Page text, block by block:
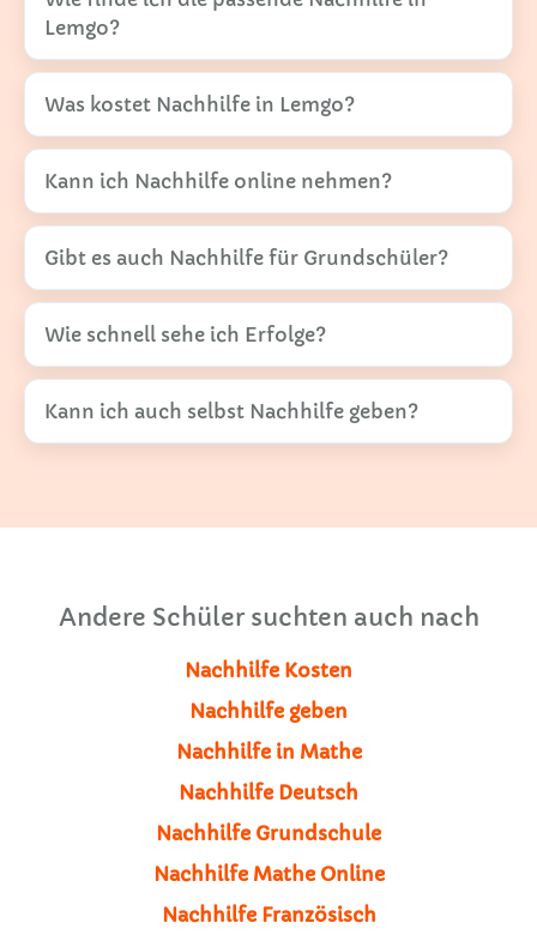
Lemgo?
Was kostet Nachhilfe in Lemgo?
Kann ich Nachhilfe online nehmen?
Gibt es auch Nachhilfe für Grundschüler?
Wie schnell sehe ich Erfolge?
Kann ich auch selbst Nachhilfe geben?
Andere Schüler suchten auch nach
Nachhilfe Kosten
Nachhilfe geben
Nachhilfe in Mathe
Nachhilfe Deutsch
Nachhilfe Grundschule
Nachhilfe Mathe Online
Nachhilfe Französisch